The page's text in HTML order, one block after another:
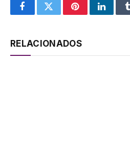
FacebookTwitterPinterest
RELACIONADOS